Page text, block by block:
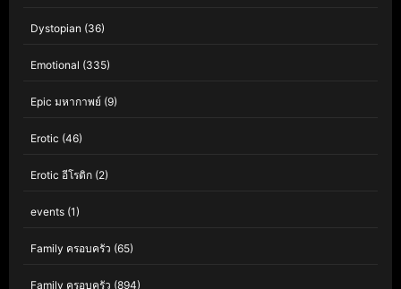
Dystopian (36)
Emotional (335)
Epic มหากาพย์ (9)
Erotic (46)
Erotic อีโรติก (2)
events (1)
Family ครอบครัว (65)
Family ครอบครัว (894)